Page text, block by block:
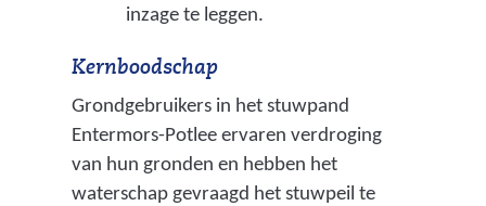
inzage te leggen.
Kernboodschap
Grondgebruikers in het stuwpand
Entermors-Potlee ervaren verdroging
van hun gronden en hebben het
waterschap gevraagd het stuwpeil te